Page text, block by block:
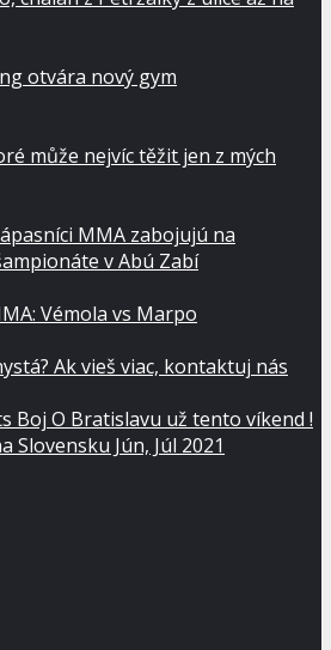
otvára nový gym
může nejvíc těžit jen z mých
MMA zabojujú na
v Abú Zabí
Vémola vs Marpo
Ak vieš viac, kontaktuj nás
Boj O Bratislavu už tento víkend !
Slovensku Jún, Júl 2021